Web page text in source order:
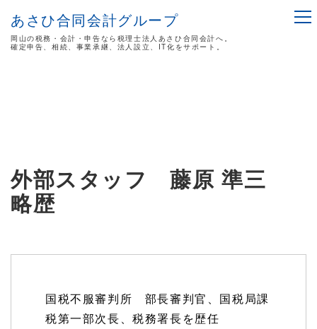
あさひ合同会計グループ
岡山の税務・会計・申告なら税理士法人あさひ合同会計へ。
確定申告、相続、事業承継、法人設立、IT化をサポート。
外部スタッフ 藤原 準三
略歴
国税不服審判所 部長審判官、国税局課
税第一部次長、税務署長を歴任